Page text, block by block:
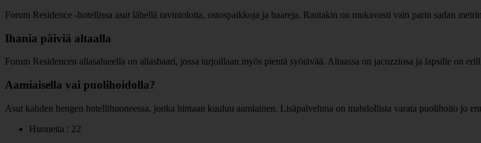
Forum Residence -hotellissa asut lähellä ravintoloita, ostospaikkoja ja baareja. Rantakin on mukavasti vain parin sadan
Ihania päiviä altaalla
Forum Residencen allasalueella on allasbaari, jossa tarjoillaan myös pientä syötävää. Altaassa on jacuzziosa ja lapsille on
Aamiaisella vai puolihoidolla?
Asut kahden hengen hotellihuoneessa, jonka hintaan kuuluu aamiainen. Lisäpalveluna on mahdollista varata puolihoito jo
Huoneita : 22